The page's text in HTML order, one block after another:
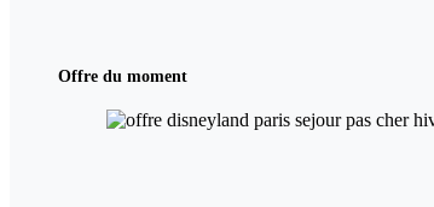
Offre du moment